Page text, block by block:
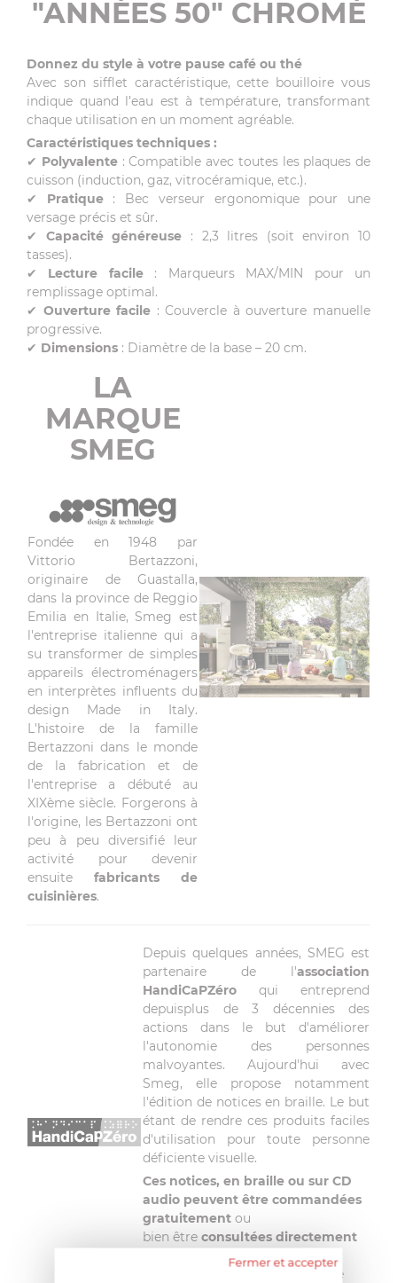
"ANNÉES 50" CHROMÉ
Donnez du style à votre pause café ou thé
Avec son sifflet caractéristique, cette bouilloire vous
indique quand l’eau est à température, transformant
chaque utilisation en un moment agréable.
Caractéristiques techniques :
✔ Polyvalente: Compatible avec toutes les plaques de
cuisson (induction, gaz, vitrocéramique, etc.).
✔ Pratique: Bec verseur ergonomique pour une
versage précis et sûr.
✔ Capacité généreuse : 2,3 litres (soit environ 10
tasses).
✔ Lecture facile: Marqueurs MAX/MIN pour un
remplissage optimal.
✔ Ouverture facile : Couvercle à ouverture manuelle
progressive.
✔ Dimensions : Diamètre de la base – 20 cm.
LA
MARQUE
SMEG
Fondée en 1948 par
Vittorio Bertazzoni,
originaire de Guastalla,
dans la province de Reggio
Emilia en Italie, Smeg est
l'entreprise italienne qui a
su transformer de simples
appareils électroménagers
en interprètes influents du
design Made in Italy.
L'histoire de la famille
Bertazzoni dans le monde
de la fabrication et de
l'entreprise a débuté au
XIXème siècle. Forgerons à
l'origine, les Bertazzoni ont
peu à peu diversifié leur
activité pour devenir
ensuite fabricants de
cuisinières.
Depuis quelques années, SMEG est
partenaire de l'association
HandiCaPZéro qui entreprend
depuisplus de 3 décennies des
actions dans le but d'améliorer
l'autonomie des personnes
malvoyantes. Aujourd'hui avec
Smeg, elle propose notamment
l'édition de notices en braille. Le but
étant de rendre ces produits faciles
d'utilisation pour toute personne
déficiente visuelle.
Ces notices, en braille ou sur CD
audio peuvent être commandées
gratuitement ou
bien être consultées directement
handicapzero.org, site
Fermer et accepter